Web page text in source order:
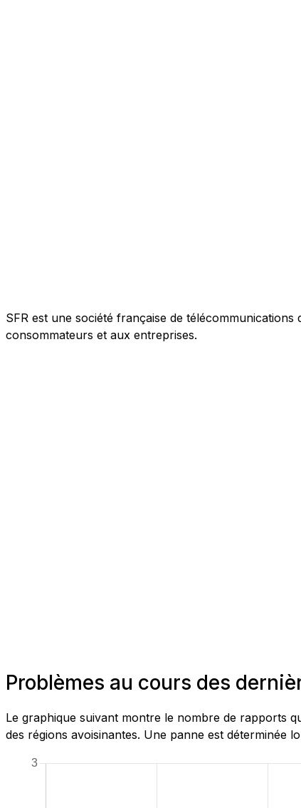
SFR est une société française de
consommateurs et aux entreprises.
Problèmes au cours des
Le graphique suivant montre le nombre de rapports
des régions avoisinantes. Une panne est déterminée